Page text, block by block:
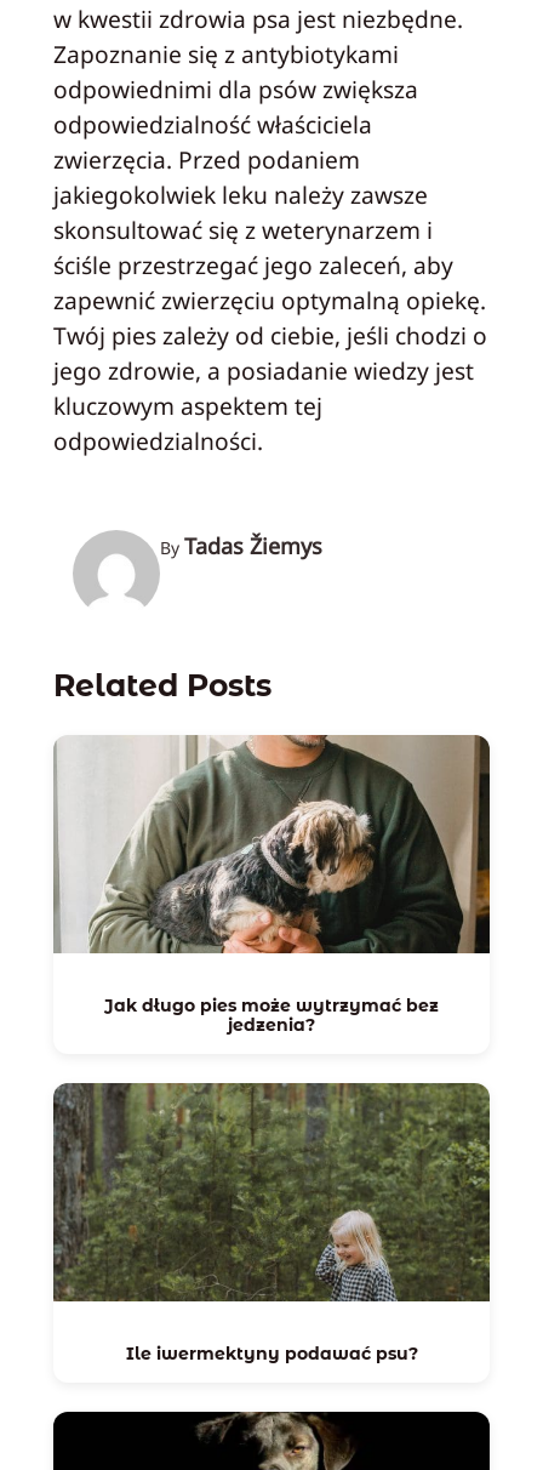
w kwestii zdrowia psa jest niezbędne.
Zapoznanie się z antybiotykami
odpowiednimi dla psów zwiększa
odpowiedzialność właściciela
zwierzęcia. Przed podaniem
jakiegokolwiek leku należy zawsze
skonsultować się z weterynarzem i
ściśle przestrzegać jego zaleceń, aby
zapewnić zwierzęciu optymalną opiekę.
Twój pies zależy od ciebie, jeśli chodzi o
jego zdrowie, a posiadanie wiedzy jest
kluczowym aspektem tej
odpowiedzialności.
By Tadas Žiemys
Related Posts
Jak długo pies może wytrzymać bez
jedzenia?
Ile iwermektyny podawać psu?